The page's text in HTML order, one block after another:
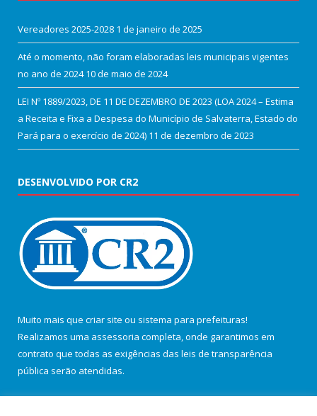
Vereadores 2025-2028 1 de janeiro de 2025
Até o momento, não foram elaboradas leis municipais vigentes
no ano de 2024 10 de maio de 2024
LEI Nº 1889/2023, DE 11 DE DEZEMBRO DE 2023 (LOA 2024 – Estima
a Receita e Fixa a Despesa do Município de Salvaterra, Estado do
Pará para o exercício de 2024) 11 de dezembro de 2023
DESENVOLVIDO POR CR2
Muito mais que criar site ou sistema para prefeituras!
Realizamos uma assessoria completa, onde garantimos em
contrato que todas as exigências das leis de transparência
pública serão atendidas.